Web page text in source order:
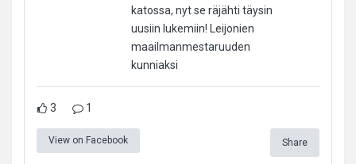
katossa, nyt se räjähti täysin
uusiin lukemiin! Leijonien
maailmanmestaruuden
kunniaksi
3 1
View on Facebook Share